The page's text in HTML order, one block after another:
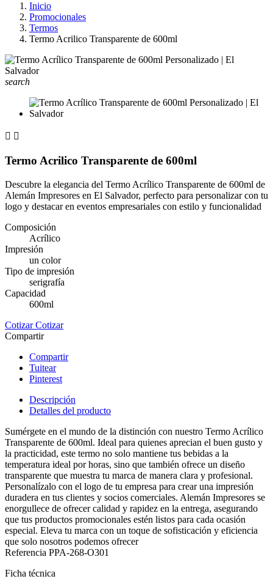
Inicio
Promocionales
Termos
Termo Acrilico Transparente de 600ml
search
 
Termo Acrilico Transparente de 600ml
Descubre la elegancia del Termo Acrílico Transparente de 600ml de
Alemán Impresores en El Salvador, perfecto para personalizar con tu
logo y destacar en eventos empresariales con estilo y funcionalidad
Composición
Acrílico
Impresión
un color
Tipo de impresión
serigrafía
Capacidad
600ml
CotizarCotizar
Compartir
Compartir
Tuitear
Pinterest
Descripción
Detalles del producto
Sumérgete en el mundo de la distinción con nuestro Termo Acrílico
Transparente de 600ml. Ideal para quienes aprecian el buen gusto y
la practicidad, este termo no solo mantiene tus bebidas a la
temperatura ideal por horas, sino que también ofrece un diseño
transparente que muestra tu marca de manera clara y profesional.
Personalízalo con el logo de tu empresa para crear una impresión
duradera en tus clientes y socios comerciales. Alemán Impresores se
enorgullece de ofrecer calidad y rapidez en la entrega, asegurando
que tus productos promocionales estén listos para cada ocasión
especial. Eleva tu marca con un toque de sofisticación y eficiencia
que solo nosotros podemos ofrecer
Referencia PPA-268-O301
Ficha técnica